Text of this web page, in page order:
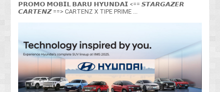
𝗣𝗥𝗢𝗠𝗢 𝗠𝗢𝗕𝗜𝗟 𝗕𝗔𝗥𝗨 𝗛𝗬𝗨𝗡𝗗𝗔𝗜 <== 𝙎𝙏𝘼𝙍𝙂𝘼𝙕𝙀𝙍
𝘾𝘼𝙍𝙏𝙀𝙉𝙕 ==> CARTENZ X TIPE PRIME ...